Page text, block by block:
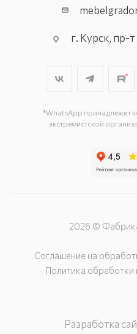
г. Курск, пр-
г. Курск, ул.
*WhatsApp принадлежит
экстремистской
2026 ©
Соглашение на
Политика
Разработка